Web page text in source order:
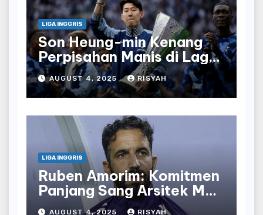
LIGA INGGRIS
Son Heung-min Kenang
Perpisahan Manis di Laga
Terakhir Bersama
Tottenham
AUGUST 4, 2025 RISYAH
LIGA INGGRIS
Ruben Amorim: Komitmen
Panjang Sang Arsitek Man
United
AUGUST 4, 2025 RISYAH